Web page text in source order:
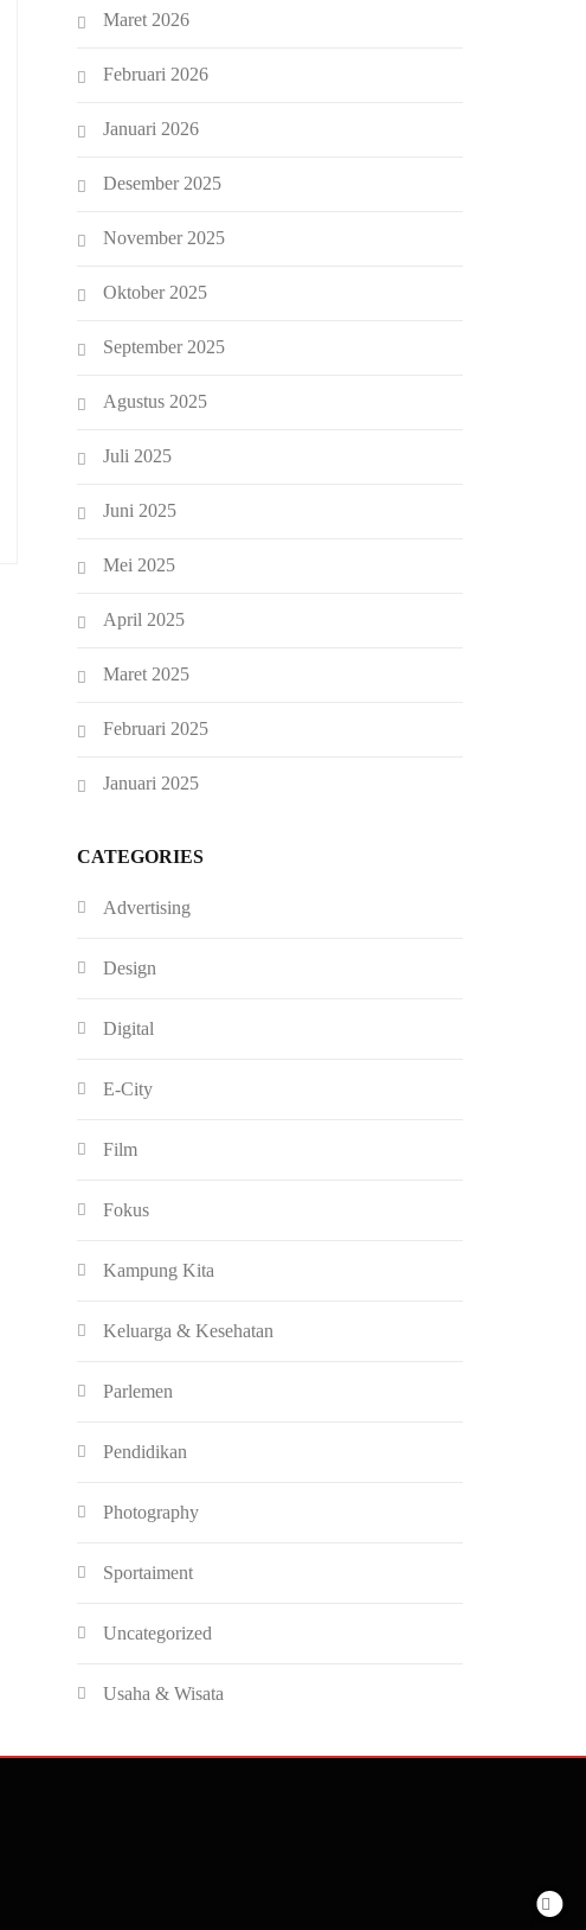
Maret 2026
Februari 2026
Januari 2026
Desember 2025
November 2025
Oktober 2025
September 2025
Agustus 2025
Juli 2025
Juni 2025
Mei 2025
April 2025
Maret 2025
Februari 2025
Januari 2025
CATEGORIES
Advertising
Design
Digital
E-City
Film
Fokus
Kampung Kita
Keluarga & Kesehatan
Parlemen
Pendidikan
Photography
Sportaiment
Uncategorized
Usaha & Wisata